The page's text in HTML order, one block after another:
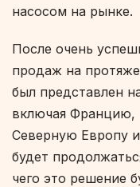
насосом на рынке.
После очень
продаж на
был представлен
включая Францию,
Северную Европу
будет
чего это решение